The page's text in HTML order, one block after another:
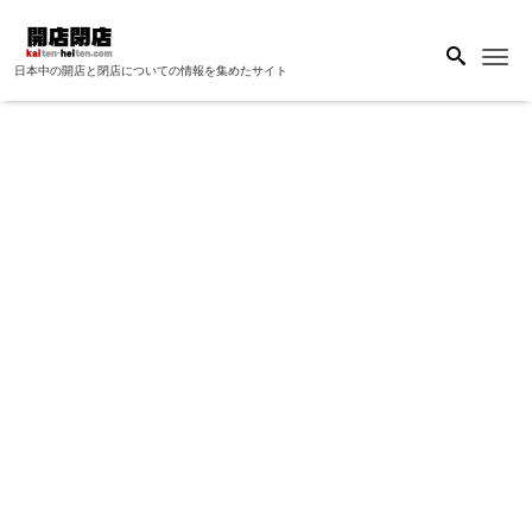
日本中の開店と閉店についての情報を集めたサイト